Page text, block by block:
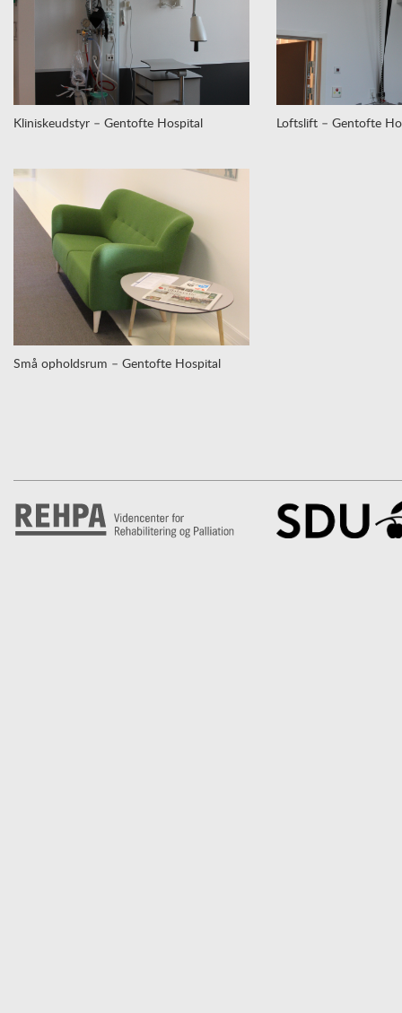
Kliniskeudstyr – Gentofte Hospital Loftslift – Gentofte
Små opholdsrum – Gentofte Hospital